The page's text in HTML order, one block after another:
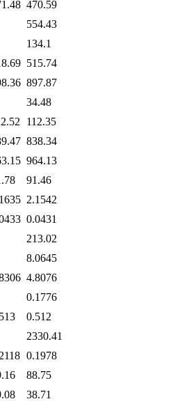
470.59
554.43
134.1
515.74
897.87
34.48
112.35
838.34
964.13
91.46
2.1542
0.0431
213.02
8.0645
4.8076
0.1776
0.512
2330.41
0.1978
88.75
38.71